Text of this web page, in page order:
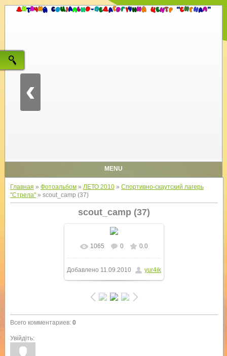
‹
MENU
Главная » Фотоальбом» ЛЕТО 2010» Спортивно-скаутский лагерь
"Стрела"» scout_camp (37)
scout_camp (37)
В реальном размере
768x1024/ 397.3Kb
1065 0 0.0
Добавлено 11.09.2010 yur4ik
Всего комментариев: 0
Увійдіть: